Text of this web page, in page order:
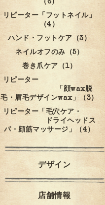
（6）
リピーター「フットネイル」
（4）
ハンド・フットケア（3）
ネイルオフのみ（5）
巻き爪ケア（1）
リピーター
「顔wax脱
毛・眉毛デザインwax」（3）
リピーター「毛穴ケア・
ドライヘッドス
パ・顔筋マッサージ」（4）
デザイン
店舗情報